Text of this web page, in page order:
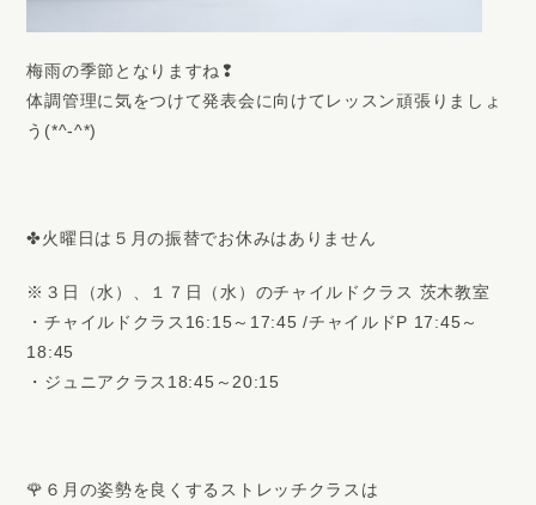
梅雨の季節となりますね❢
体調管理に気をつけて発表会に向けてレッスン頑張りましょ
う(*^-^*)
✤火曜日は５月の振替でお休みはありません
※３日（水）、１７日（水）のチャイルドクラス 茨木教室
・チャイルドクラス16:15～17:45 /チャイルドP 17:45～
18:45
・ジュニアクラス18:45～20:15
🌹６月の姿勢を良くするストレッチクラスは